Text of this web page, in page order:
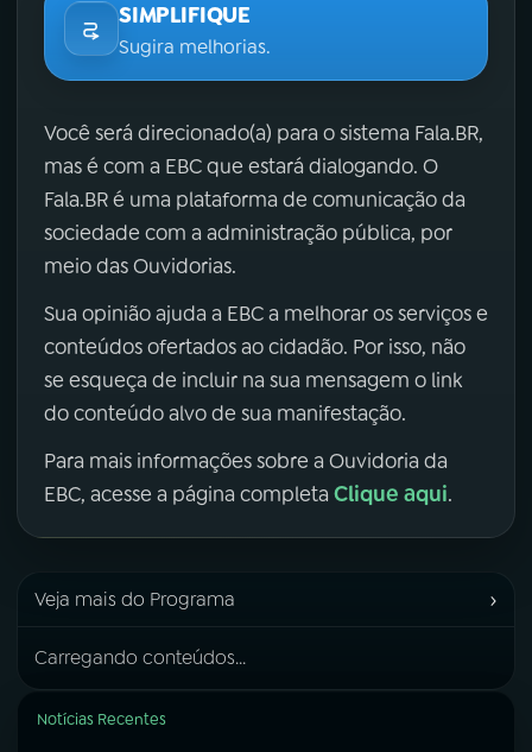
SIMPLIFIQUE
Sugira melhorias.
Você será direcionado(a) para o sistema Fala.BR,
mas é com a EBC que estará dialogando. O
Fala.BR é uma plataforma de comunicação da
sociedade com a administração pública, por
meio das Ouvidorias.
Sua opinião ajuda a EBC a melhorar os serviços e
conteúdos ofertados ao cidadão. Por isso, não
se esqueça de incluir na sua mensagem o link
do conteúdo alvo de sua manifestação.
Para mais informações sobre a Ouvidoria da
EBC, acesse a página completa Clique aqui.
Veja mais do Programa ›
Carregando conteúdos...
Notícias Recentes